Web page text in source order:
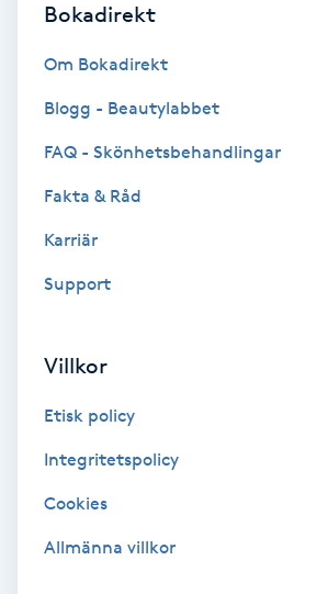
Coachning
Color correction
Enzympeeling
Extensions
Bokadirekt
Om Bokadirekt
Blogg - Beautylabbet
FAQ - Skönhetsbehandlingar
Fakta & Råd
Karriär
Support
Villkor
Etisk policy
Integritetspolicy
Cookies
Allmänna villkor